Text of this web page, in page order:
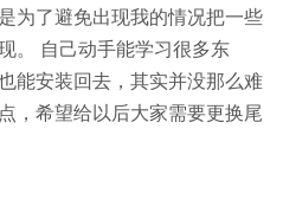
为了避免出现我的情况把一些
。 自己动手能学习很多东
能安装回去，其实并没那么难
，希望给以后大家需要更换尾